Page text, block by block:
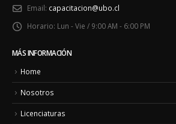
Email: capacitacion@ubo.cl
Horario: Lun - Vie / 9:00 AM - 6:00 PM
MÁS INFORMACIÓN
Home
Nosotros
Licenciaturas